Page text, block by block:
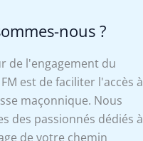
nous ?
de l'engagement du
est de faciliter l'accès à
maçonnique. Nous
des passionnés dédiés à
de votre chemin